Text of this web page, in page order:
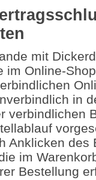
mit
im Online-
in
verbindlichen
Anklicken
im
Bestellung